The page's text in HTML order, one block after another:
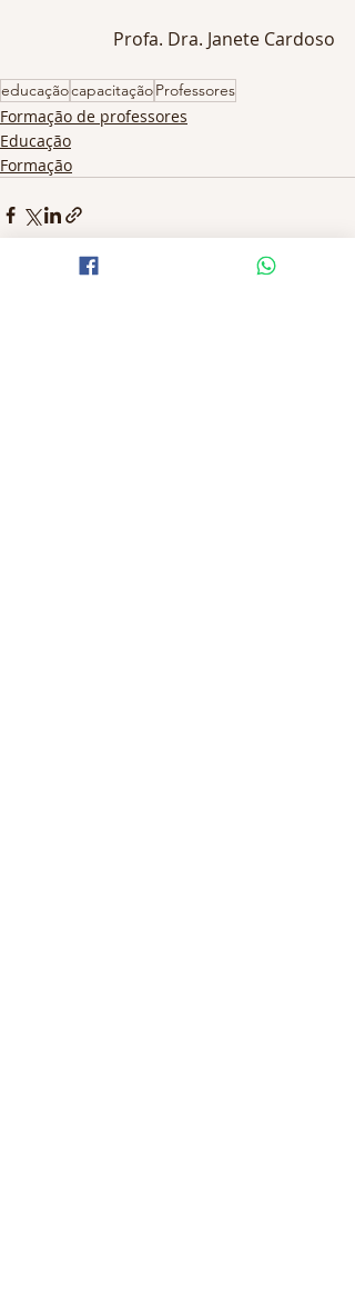
Profa. Dra. Janete Cardoso
educaçãocapacitaçãoProfessores
Formação de professores
Educação
Formação